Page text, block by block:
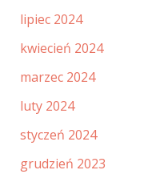
lipiec 2024
kwiecień 2024
marzec 2024
luty 2024
styczeń 2024
grudzień 2023